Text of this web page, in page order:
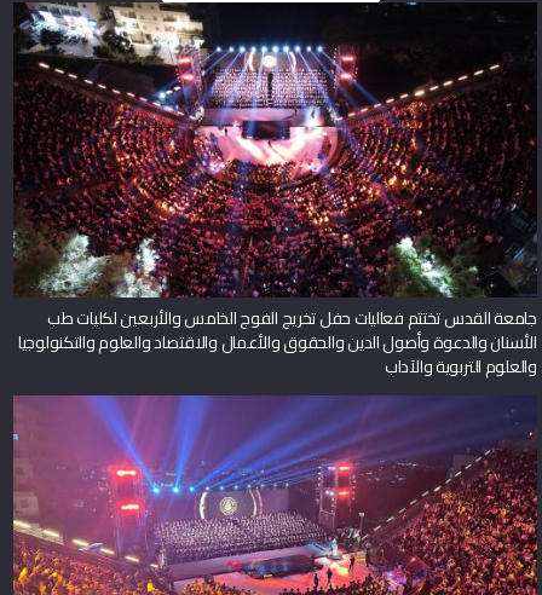
جامعة القدس تختتم فعاليات حفل تخريج الفوج الخامس والأربعين لكليات طب
الأسنان والدعوة وأصول الدين والحقوق والأعمال والاقتصاد والعلوم والتكنولوجيا
والعلوم التربوية والآداب